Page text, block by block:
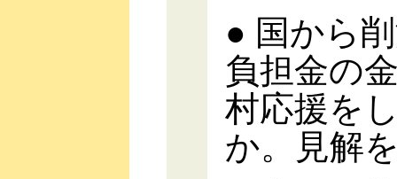
● 国から
負担金の
村応援を
か。見解